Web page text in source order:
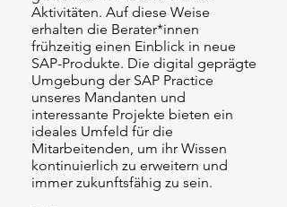
Aktivitäten. Auf diese Weise
erhalten die Berater*innen
frühzeitig einen Einblick in neue
SAP-Produkte. Die digital geprägte
Umgebung der SAP Practice
unseres Mandanten und
interessante Projekte bieten ein
ideales Umfeld für die
Mitarbeitenden, um ihr Wissen
kontinuierlich zu erweitern und
immer zukunftsfähig zu sein.